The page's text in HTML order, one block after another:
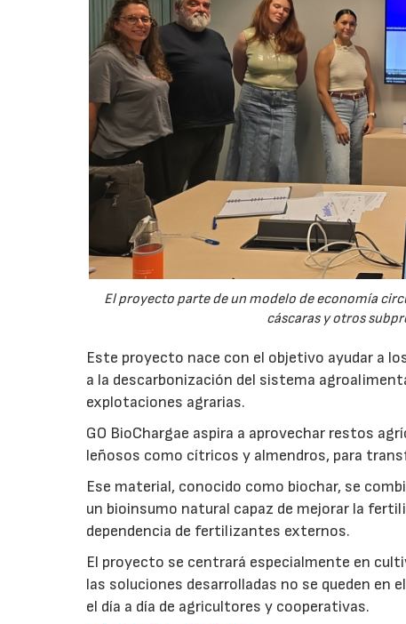
El proyecto parte de un modelo de economía
cáscaras y otros
Este proyecto nace con el objetivo ayudar a
a la descarbonización del sistema
explotaciones agrarias.
GO BioChargae aspira a aprovechar restos
leñosos como cítricos y almendros, para
Ese material, conocido como biochar, se
un bioinsumo natural capaz de mejorar la
dependencia de fertilizantes externos.
El proyecto se centrará especialmente en
las soluciones desarrolladas no se queden en
el día a día de agricultores y cooperativas.